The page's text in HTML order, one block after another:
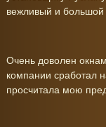
вежливый и большой
Очень доволен
компании сработал
просчитала мою